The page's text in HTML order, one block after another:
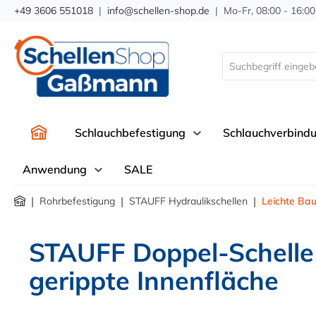
Zur Hauptnavigation springen
+49 3606 551018 | info@schellen-shop.de | Mo-Fr, 08:00 -
Schlauchbefestigung
Anwendung SALE
| Rohrbefestigung | STAUFF Hydraulikschellen | Leichte
STAUFF Doppel-
gerippte Innenfläche